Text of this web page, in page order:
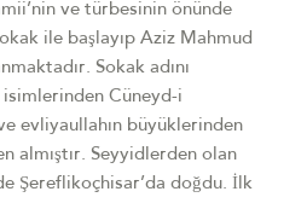
ve türbesinin önünde
ile başlayıp Aziz Mahmud
Sokak adını
Cüneyd-i
evliyaullahın büyüklerinden
almıştır. Seyyidlerden olan
Şereflikoçhisar’da doğdu. İlk